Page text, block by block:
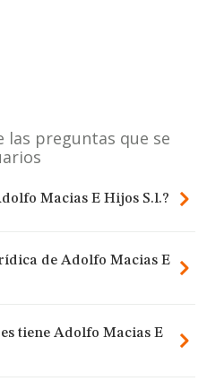
las preguntas que se
Macias E Hijos S.l.?
de Adolfo Macias E
tiene Adolfo Macias E